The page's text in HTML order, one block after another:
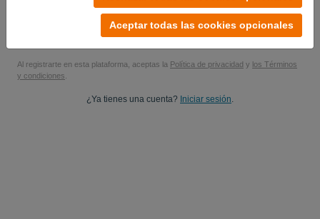
Aceptar todas las cookies opcionales
No se requiere tarjeta de crédito
¡Sin condiciones! ¡100% libre de compromiso
Al registrarte en esta plataforma, aceptas la Política de privacidad y los Términos
y condiciones
¿Ya tienes una cuenta? Iniciar sesión.